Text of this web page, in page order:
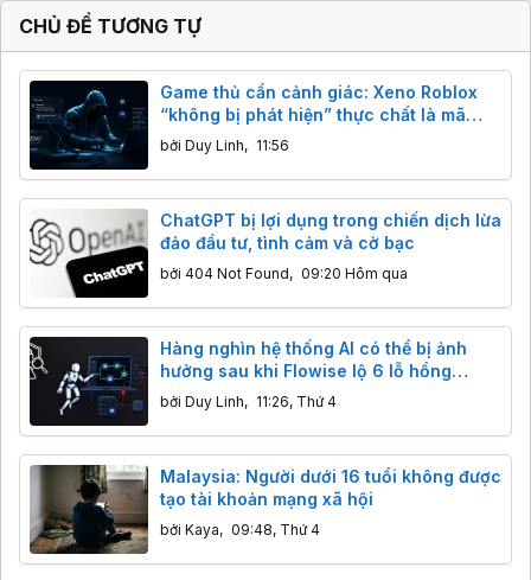
CHỦ ĐỀ TƯƠNG TỰ
Game thủ cần cảnh giác: Xeno Roblox
“không bị phát hiện” thực chất là mã
độc đánh cắp dữ liệu
bởi Duy Linh, 11:56
ChatGPT bị lợi dụng trong chiến dịch lừa
đảo đầu tư, tình cảm và cờ bạc
bởi 404 Not Found, 09:20 Hôm qua
Hàng nghìn hệ thống AI có thể bị ảnh
hưởng sau khi Flowise lộ 6 lỗ hổng
nghiêm trọng
bởi Duy Linh, 11:26, Thứ 4
Malaysia: Người dưới 16 tuổi không được
tạo tài khoản mạng xã hội
bởi Kaya, 09:48, Thứ 4